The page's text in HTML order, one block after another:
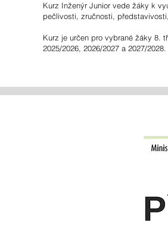
Kurz Inženýr Junior vede žáky k
pečlivosti, zručnosti,
Kurz je určen pro vybrané žáky 8.
2025/2026, 2026/2027 a 2027/2028.